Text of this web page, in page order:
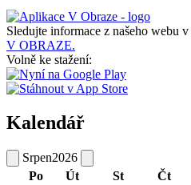
Sledujte informace z našeho webu v
V OBRAZE.
Volně ke stažení:
Kalendář
Srpen2026
Po
Út St Čt